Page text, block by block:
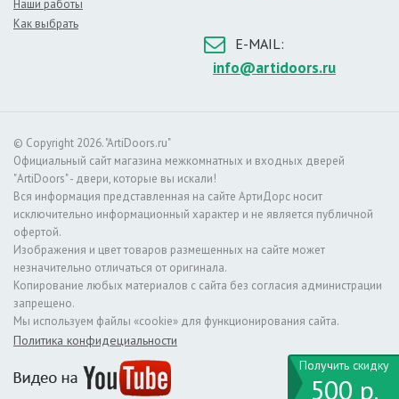
– длительный срок службы,
– экологическая безопасность (такие двери можно
монтировать в детской спальне или лечебном учреждении).
О цвете
Данный цвет является классикой. Это универсальное решение
для любого интерьера: классики, хай–тека и особенно стиля
прованс. Белые двери устанавливаются повсюду. Основной
список помещений, в которых можно установить двери этого
цвета:
– в гостиной комнате,
– детской спальне,
– душевой,
– современном офисе.
Наши работы
Как выбрать
E-MAIL:
info@artidoors.ru
© Copyright 2026. "ArtiDoors.ru"
Официальный сайт магазина межкомнатных и входных дверей
"ArtiDoors" - двери, которые вы искали!
Вся информация представленная на сайте АртиДорс носит
исключительно информационный характер и не является публичной
офертой.
Изображения и цвет товаров размещенных на сайте может
незначительно отличаться от оригинала.
Копирование любых материалов с сайта без согласия администрации
запрещено.
Мы используем файлы «cookie» для функционирования сайта.
Политика конфидециальности
Получить скидку
500 р.